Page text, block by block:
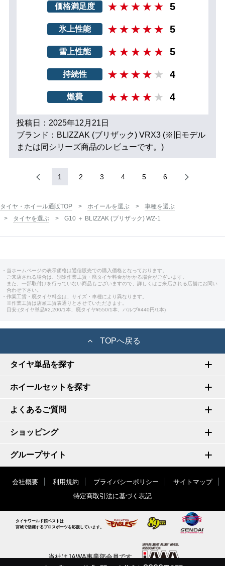
価格満足度 5
氷上性能 5
雪上性能 5
持続性 4
燃費 4
投稿日：2025年12月21日
ブランド：BLIZZAK (ブリザック) VRX3 (※旧モデル
または同シリーズ商品のレビューです。)
1 2 3 4 5 6
タイヤ・ホイール通販TOP ホイールを選ぶ
車種を選ぶ
タイヤを選ぶ
G10 ＋ BLIZZAK (ブリザック) WZ-1
・当ホームページの表示価格は通信販売での購入価格となっております。
ご来店される場合は、別途作業工賃・廃タイヤ料金がかかる場合がございます。
また、一部取付けを行っていない商品もございますので、詳しくはご来店される店舗にお問い
合わせ下さい。
・作業工賃・廃タイヤ料金は、サイズ・車種により異なります。
※作業工賃は店頭工賃表通りとさせていただきます。
目安:(タイヤ単品¥2,200/1本、廃タイヤ¥550/1本、バルブ¥440円/1本)
TOPへ戻る
タイヤ単品を探す
ホイールセットを探す
よくあるご質問
ショッピング
グループサイト
会社概要 利用規約 プライバシーポリシー
サイトマップ
特定商取引法に基づく表記
タイヤワールド館ベストは
宮城で活躍するプロスポーツを応援しています。
当社はJAWA事業部会員です